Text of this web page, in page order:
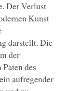
Der Verlust
Kunst
darstellt. Die
der
des
aufregender